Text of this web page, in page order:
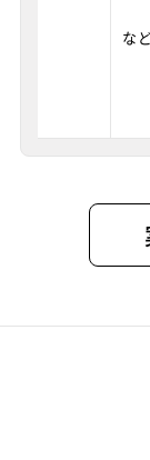
な